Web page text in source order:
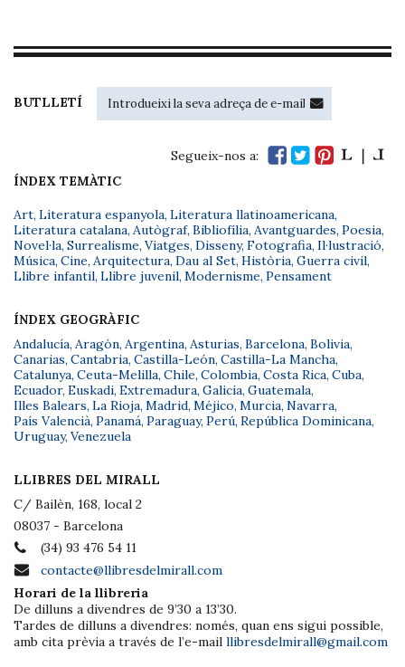
BUTLLETÍ
Segueix-nos a:
ÍNDEX TEMÀTIC
Art, Literatura espanyola, Literatura llatinoamericana,
Literatura catalana, Autògraf, Bibliofília, Avantguardes, Poesia,
Novel·la, Surrealisme, Viatges, Disseny, Fotografia, Il·lustració,
Música, Cine, Arquitectura, Dau al Set, Història, Guerra civil,
Llibre infantil, Llibre juvenil, Modernisme, Pensament
ÍNDEX GEOGRÀFIC
Andalucía, Aragón, Argentina, Asturias, Barcelona, Bolivia,
Canarias, Cantabria, Castilla-León, Castilla-La Mancha,
Catalunya, Ceuta-Melilla, Chile, Colombia, Costa Rica, Cuba,
Ecuador, Euskadi, Extremadura, Galicia, Guatemala,
Illes Balears, La Rioja, Madrid, Méjico, Murcia, Navarra,
País Valencià, Panamá, Paraguay, Perú, República Dominicana,
Uruguay, Venezuela
LLIBRES DEL MIRALL
C/ Bailèn, 168, local 2
08037 - Barcelona
(34) 93 476 54 11
contacte@llibresdelmirall.com
Horari de la llibreria
De dilluns a divendres de 9’30 a 13’30.
Tardes de dilluns a divendres: només, quan ens sigui possible,
amb cita prèvia a través de l’e-mail llibresdelmirall@gmail.com